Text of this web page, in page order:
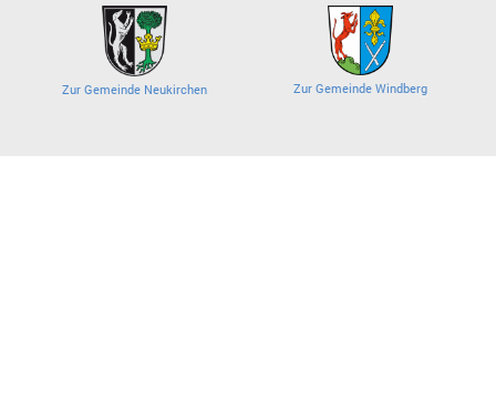
Zur Gemeinde Neukirchen Zur Gemeinde Windberg